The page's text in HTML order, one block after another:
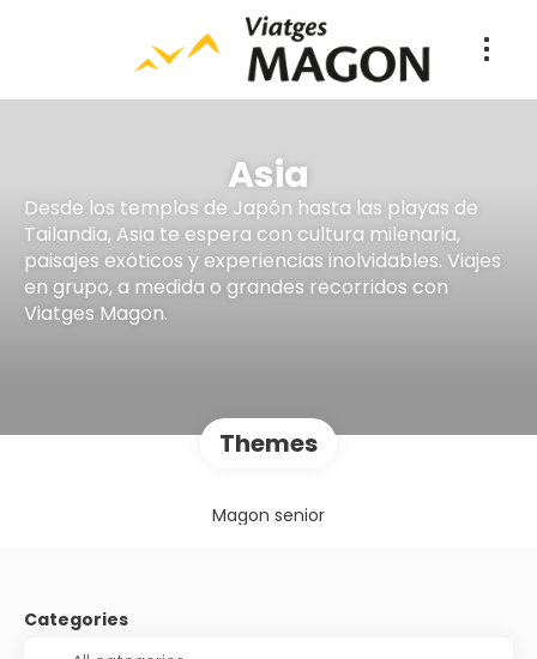
Asia
Desde los templos de Japón hasta las playas de
Tailandia, Asia te espera con cultura milenaria,
paisajes exóticos y experiencias inolvidables. Viajes
en grupo, a medida o grandes recorridos con
Viatges Magon.
Themes
Magon senior
Categories